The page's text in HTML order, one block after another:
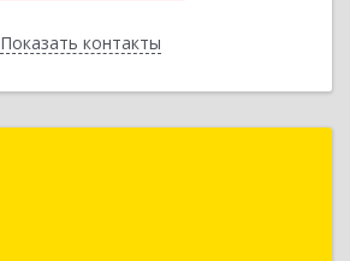
Показать контакты
Назад